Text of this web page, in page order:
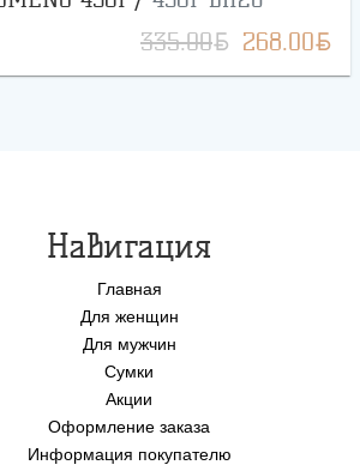
335.00BYN 268.00BYN
Навигация
Главная
Для женщин
Для мужчин
Сумки
Акции
Оформление заказа
Информация покупателю